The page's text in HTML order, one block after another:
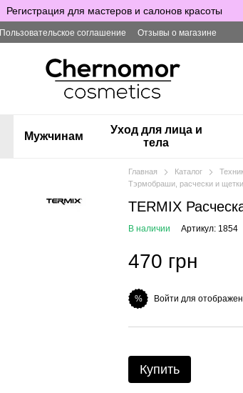
Регистрация для мастеров и салонов красоты
Пользовательское соглашение Отзывы о магазине
Мужчинам
Уход для лица и
тела
Главная Каталог
Тэрмобраши, расчески и
TERMIX
В наличии Артикул: 1854
470 грн
% Войти для
Купить